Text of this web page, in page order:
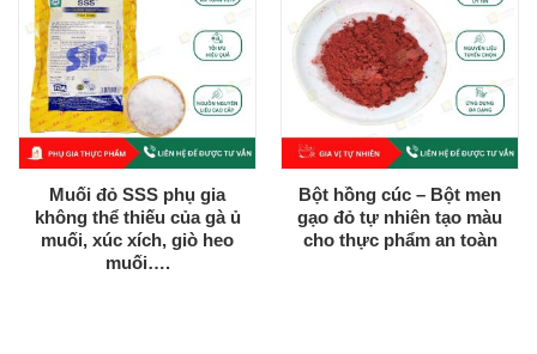
Muối đỏ SSS phụ gia
không thể thiếu của gà ủ
muối, xúc xích, giò heo
muối….
Bột hồng cúc – Bột men
gạo đỏ tự nhiên tạo màu
cho thực phẩm an toàn